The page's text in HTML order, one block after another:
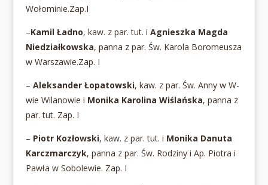
Wołominie.Zap.I
–Kamil Ładno, kaw. z par. tut. i Agnieszka Magda
Niedziałkowska, panna z par. Św. Karola Boromeusza
w Warszawie.Zap. I
– Aleksander Łopatowski, kaw. z par. Św. Anny w W-
wie Wilanowie i Monika Karolina Wiślańska, panna z
par. tut. Zap. I
– Piotr Kozłowski, kaw. z par. tut. i Monika Danuta
Karczmarczyk, panna z par. Św. Rodziny i Ap. Piotra i
Pawła w Sobolewie. Zap. I